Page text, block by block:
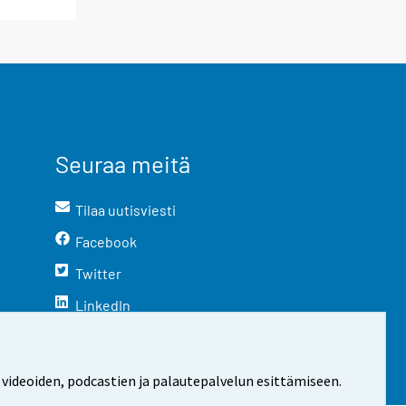
podcastien ja palautepalvelun esittämiseen.
Seuraa meitä
Tilaa uutisviesti
Facebook
Twitter
LinkedIn